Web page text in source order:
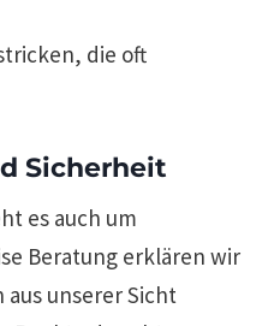
die oft
Sicherheit
es auch um
Beratung erklären wir
unserer Sicht